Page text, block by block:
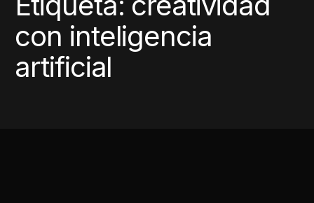
con inteligencia
artificial